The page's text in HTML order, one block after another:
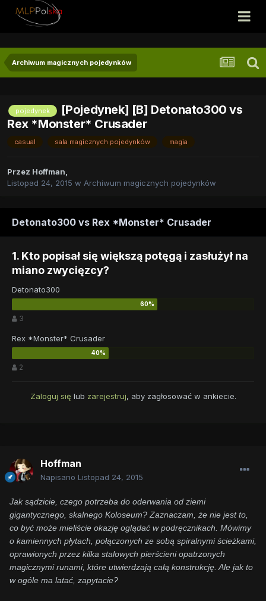
Archiwum magicznych pojedynków
pojedynek
[Pojedynek] [B] Detonato300 vs
Rex *Monster* Crusader
casual sala magicznych pojedynków magia
Przez Hoffman,
Listopad 24, 2015 w Archiwum magicznych pojedynków
Detonato300 vs Rex *Monster* Crusader
1. Kto popisał się większą potęgą i zasłużył na
miano zwycięzcy?
Detonato300
3
Rex *Monster* Crusader
2
Zaloguj się lub zarejestruj, aby zagłosować w ankiecie.
Hoffman
Napisano Listopad 24, 2015
Jak sądzicie, czego potrzeba do oderwania od ziemi
gigantycznego, skalnego Koloseum? Zaznaczam, że nie jest to,
co być może mieliście okazję oglądać w podręcznikach. Mówimy
o kamiennych płytach, połączonych ze sobą spiralnymi ścieżkami,
oprawionych przez kilka stalowych pierścieni opatrzonych
magicznymi runami, które utwierdzają całą konstrukcję. Ale jak to
w ogóle ma latać, zapytacie?